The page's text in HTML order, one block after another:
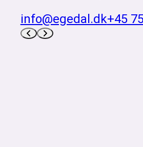
info@egedal.dk+45